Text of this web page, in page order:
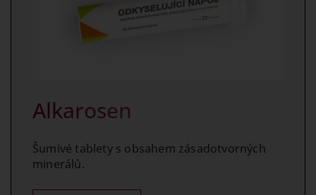
Alkarosen
Šumivé tablety s obsahem zásadotvorných
minerálů.